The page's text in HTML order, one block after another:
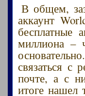
В общем,
аккаунт
бесплатные
миллиона –
связаться с
почте, а с
итоге нашел